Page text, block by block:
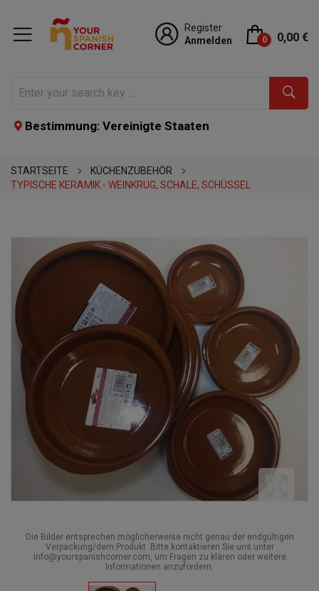
Register
Anmelden
0 0,00 €
Bestimmung: Vereinigte Staaten
STARTSEITE
KÜCHENZUBEHÖR
TYPISCHE KERAMIK - WEINKRUG, SCHALE, SCHÜSSEL
Die Bilder entsprechen möglicherweise nicht genau der endgültigen
Verpackung/dem Produkt. Bitte kontaktieren Sie uns unter
info@yourspanishcorner.com, um Fragen zu klären oder weitere
Informationen anzufordern.